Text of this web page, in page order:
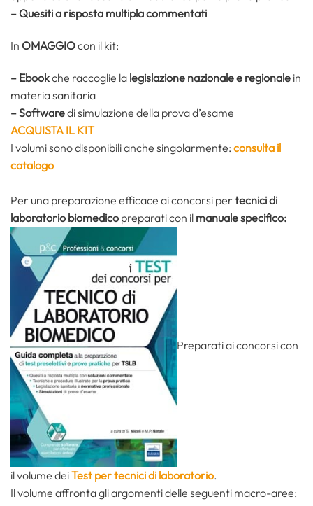
– Quesiti a risposta multipla commentati
In OMAGGIOcon il kit:
– Ebookche raccoglie la legislazione nazionale e regionale in
materia sanitaria
– Softwaredi simulazione della prova d’esame
ACQUISTA IL KIT
I volumi sono disponibili anche singolarmente: consulta il
catalogo
Per una preparazione efficace ai concorsi per tecnici di
laboratorio biomedico preparati con il manuale specifico:
Preparati ai concorsi con
il volume deiTest per tecnici di laboratorio.
Il volume affronta gli argomenti delle seguenti macro-aree: